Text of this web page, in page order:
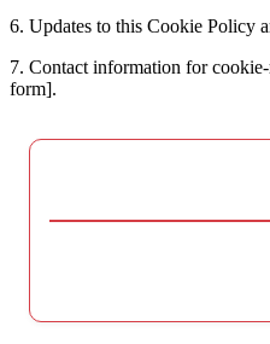
6. Updates to this Cookie Policy
7. Contact information for
form].